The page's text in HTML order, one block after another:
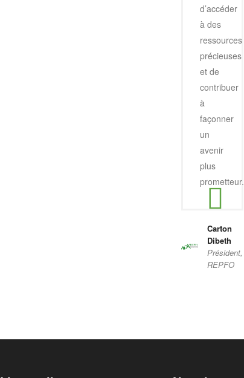
d’accéder
à des
ressources
précieuses
et de
contribuer
à
façonner
un
avenir
plus
prometteur.
Carton
Dibeth
Président,
REPFO